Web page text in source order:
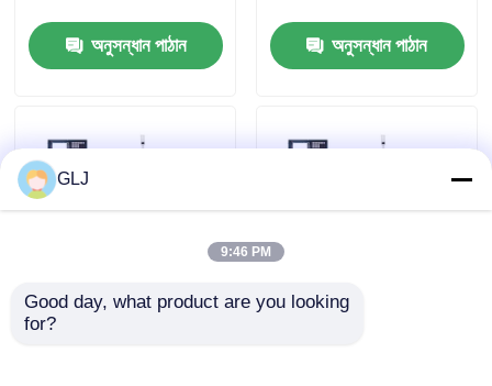
কারখানা পরিদর্শন
আমাদের সাথে যোগাযোগ করুন
মামলা
অনুসন্ধান পাঠান অনুসন্ধান পাঠান
জল শীতল সঙ্গে ধাতু জুয়েলারী
GLJ
9:46 PM
Good day, what product are you looking
for?